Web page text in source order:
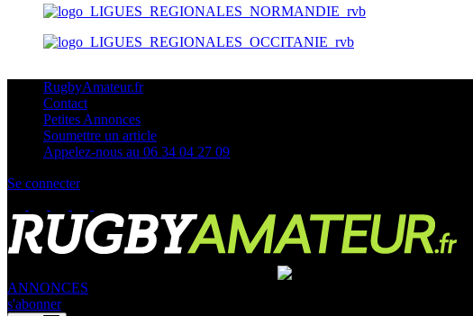
RugbyAmateur.fr
Contact
Petites Annonces
Soumettre un article
Appelez-nous au 06 34 04 27 09
Se connecter
ANNONCES
s'abonner